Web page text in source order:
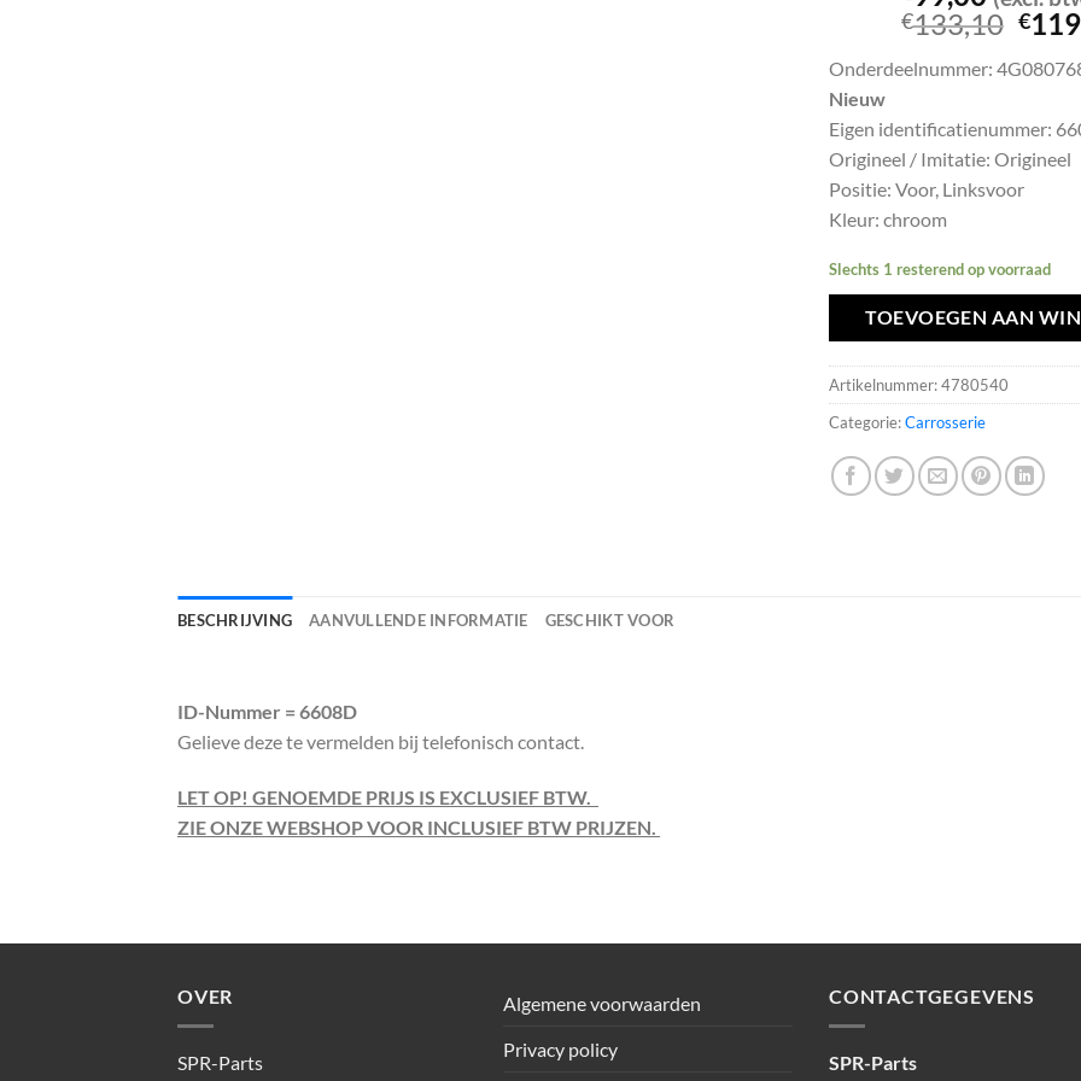
€133,10
was:
€
Onderdeelnummer:
Nieuw
Eigen identificatienummer:
Origineel / Imitatie: Origineel
Positie: Voor, Linksvoor
Kleur: chroom
Slechts 1 resterend op voorraad
TOEVOEGEN AAN
Artikelnummer:4780540
Categorie:Carrosserie
BESCHRIJVING AANVULLENDE INFORMATIE GESCHIKT VOOR
ID-Nummer = 6608D
Gelieve deze te vermelden bij telefonisch contact.
LET OP! GENOEMDE PRIJS IS EXCLUSIEF BTW.
ZIE ONZE WEBSHOP VOOR INCLUSIEF BTW PRIJZEN.
OVER
SPR-Parts
Algemene voorwaarden
Privacy policy
CONTACTGEGEVENS
SPR-Parts